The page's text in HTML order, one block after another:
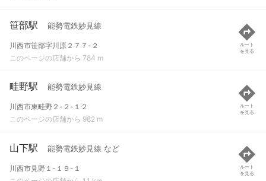
笹部駅 能勢電鉄妙見線
川西市笹部字川原２７７-２
このページの店舗から 784 m
ルート
を見る
畦野駅 能勢電鉄妙見線
川西市東畦野２-２-１２
このページの店舗から 982 m
ルート
を見る
山下駅 能勢電鉄妙見線 など
川西市見野１-１９-１
ルート
を見る